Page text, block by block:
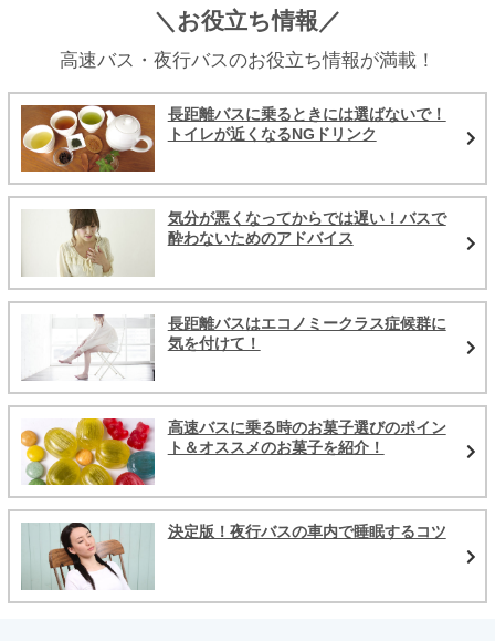
＼お役立ち情報／
高速バス・夜行バスのお役立ち情報が満載！
長距離バスに乗るときには選ばないで！
トイレが近くなるNGドリンク
気分が悪くなってからでは遅い！バスで
酔わないためのアドバイス
長距離バスはエコノミークラス症候群に
気を付けて！
高速バスに乗る時のお菓子選びのポイン
ト＆オススメのお菓子を紹介！
決定版！夜行バスの車内で睡眠するコツ